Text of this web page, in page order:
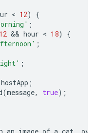
< 12)
{
;
12 && hour < 18)
{
;
;
hostApp ;
(message, true);